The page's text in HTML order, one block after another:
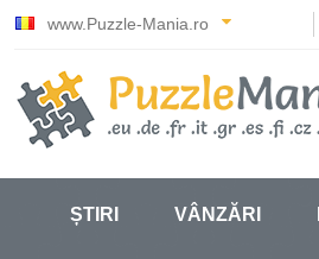
www.Puzzle-Mania.ro
ȘTIRI VÂNZĂRI